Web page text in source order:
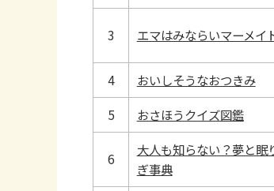
3 エマはみならいマーメイ
4 おいしそうなおつきみ
5
おさほうクイズ図鑑
6
大人も知らない？夢と眠
ぎ事典